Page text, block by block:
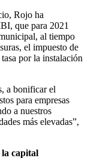
Rojo ha
que para 2021
al tiempo
el impuesto de
por la instalación
a bonificar el
para empresas
a nuestros
más elevadas”,
la capital